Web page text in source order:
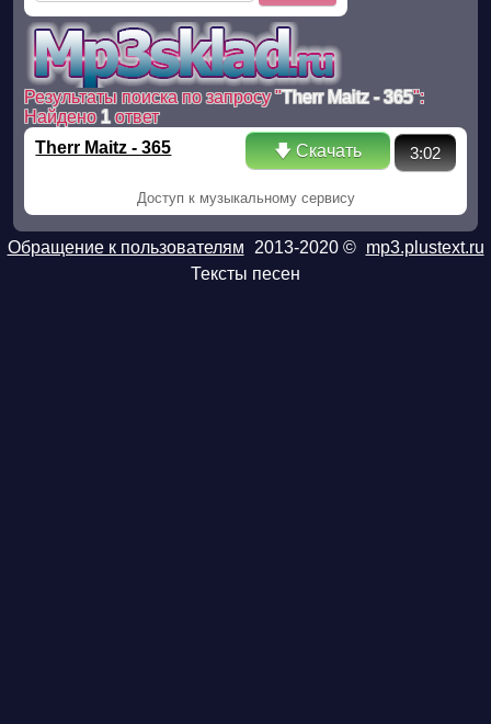
Результаты поиска по запросу "Therr Maitz - 365":
Найдено1ответ
Therr Maitz - 365
🡇 Скачать 3:02
Доступ к музыкальному сервису
Обращение к пользователям 2013-2020 © mp3.plustext.ru
Тексты песен